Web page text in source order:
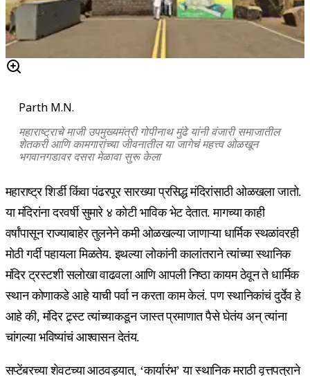
Parth M.N.
महाराष्ट्राचे माजी उपमुख्यमंत्री गोपीनाथ मुंढे यांनी वंजारी समाजातील
शेतकरी आणि कामगारांच्या जीवनातील या जागेचं महत्त्व ओळखून
भगवानगडावर दसरा मेळावा सुरू केला
महाराष्ट्र शिर्डी किंवा पंढरपूर सारख्या प्रसिद्ध मंदिरांसाठी ओळखला जातो.
या मंदिरांना दरवर्षी सुमारे ४ कोटी भाविक भेट देतात. मागच्या काही
वर्षांपासून राज्याबाहेर तुलनेने कमी ओळखल्या जाणाऱ्या धार्मिक स्थळांवरही
मोठी गर्दी पहायला मिळतेय. इथल्या लोकांनी कालांतराने त्यांच्या स्थानिक
मंदिर ट्रस्टशी सलोखा वाढवला आणि आपली निष्ठा कायम ठेवून ते धार्मिक
स्थान कोणाकडे आहे याची पर्वा न करता काम केलं. पण स्थानिकांचं दुर्देव हे
आहे की, मंदिर ट्र्स्ट त्यांच्याकडून जास्त प्रमाणात पैसे घेतंय अन् त्यांना
चांगल्या भविष्यांचं आश्वासन देतंय.
सप्टेंबरच्या शेवटच्या आठवड्यात, ‘कार्यारंभ’ या स्थानिक मराठी वृत्तपत्राने